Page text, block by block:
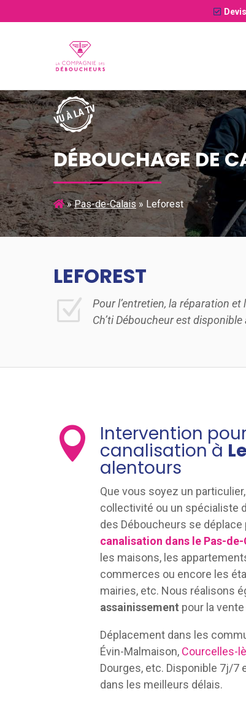
DÉBOUCHAGE DE
»Pas-de-Calais » Leforest
LEFOREST
Z Pour l’entretien, la réparation et
Ch’ti Déboucheur est disponible
 Intervention
canalisation à
alentours
Que vous soyez un
collectivité ou un spécialiste
des Déboucheurs se déplace
canalisation dans le Pas-
les maisons, les
commerces ou encore les
mairies, etc. Nous réalisons
assainissement pour la
Déplacement dans les
Évin-Malmaison, Courcelles-
Dourges, etc. Disponible 7j/7
dans les meilleurs délais.